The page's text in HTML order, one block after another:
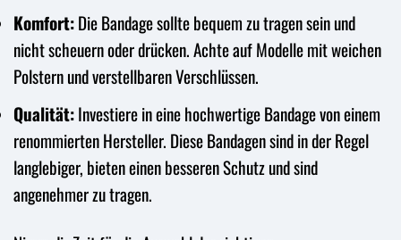
Komfort:Die Bandage sollte bequem zu tragen sein und
nicht scheuern oder drücken. Achte auf Modelle mit weichen
Polstern und verstellbaren Verschlüssen.
Qualität:Investiere in eine hochwertige Bandage von einem
renommierten Hersteller. Diese Bandagen sind in der Regel
langlebiger, bieten einen besseren Schutz und sind
angenehmer zu tragen.